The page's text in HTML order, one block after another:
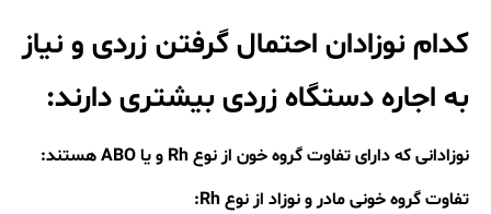
کدام نوزادان احتمال گرفتن زردی و نیاز
به اجاره دستگاه زردی بیشتری دارند:
نوزادانی که دارای تفاوت گروه خون از نوعRh و یاABOهستند:
تفاوت گروه خونی مادر و نوزاد از نوعRh: